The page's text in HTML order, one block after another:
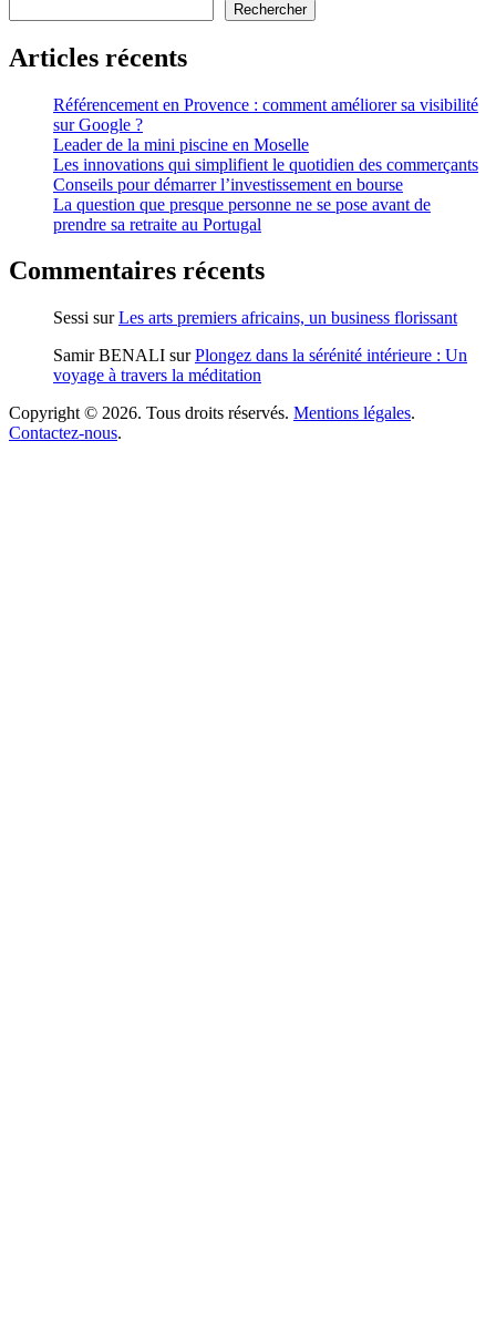
Rechercher
Articles récents
Référencement en Provence : comment améliorer sa visibilité
sur Google ?
Leader de la mini piscine en Moselle
Les innovations qui simplifient le quotidien des commerçants
Conseils pour démarrer l’investissement en bourse
La question que presque personne ne se pose avant de
prendre sa retraite au Portugal
Commentaires récents
Sessi surLes arts premiers africains, un business florissant
Samir BENALI surPlongez dans la sérénité intérieure : Un
voyage à travers la méditation
Copyright © 2026. Tous droits réservés. Mentions légales.
Contactez-nous.